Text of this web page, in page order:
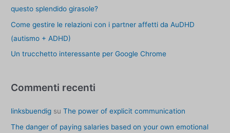
:
questo splendido girasole?
Come gestire le relazioni con i partner affetti da AuDHD
(autismo + ADHD)
Un trucchetto interessante per Google Chrome
Commenti recenti
linksbuendig suThe power of explicit communication
The danger of paying salaries based on your own emotional